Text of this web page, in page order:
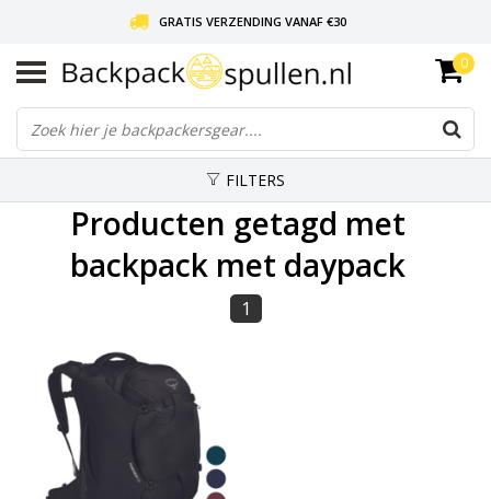
GRATIS VERZENDING VANAF €30
LIEFDE VOOR BACKPACKEN!
30 DAGEN GRATIS RETOUR
0
FILTERS
Producten getagd met
backpack met daypack
1